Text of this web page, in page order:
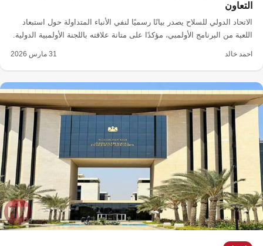
التعاون
الاتحاد الدولي للسلاح يصدر بيانًا رسميًا لنفي الأنباء المتداولة حول استبعاد
اللعبة من البرنامج الأولمبي، مؤكدًا على متانة علاقته باللجنة الأولمبية الدولية.
احمد خالد 31 مارس 2026